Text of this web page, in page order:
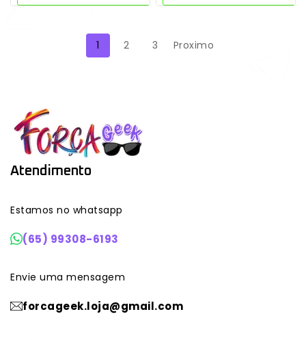
1 2 3 Proximo
Atendimento
Estamos no whatsapp
(65) 99308-6193
Envie uma mensagem
forcageek.loja@gmail.com